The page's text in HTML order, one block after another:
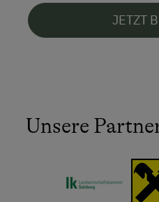
JETZT
Unsere